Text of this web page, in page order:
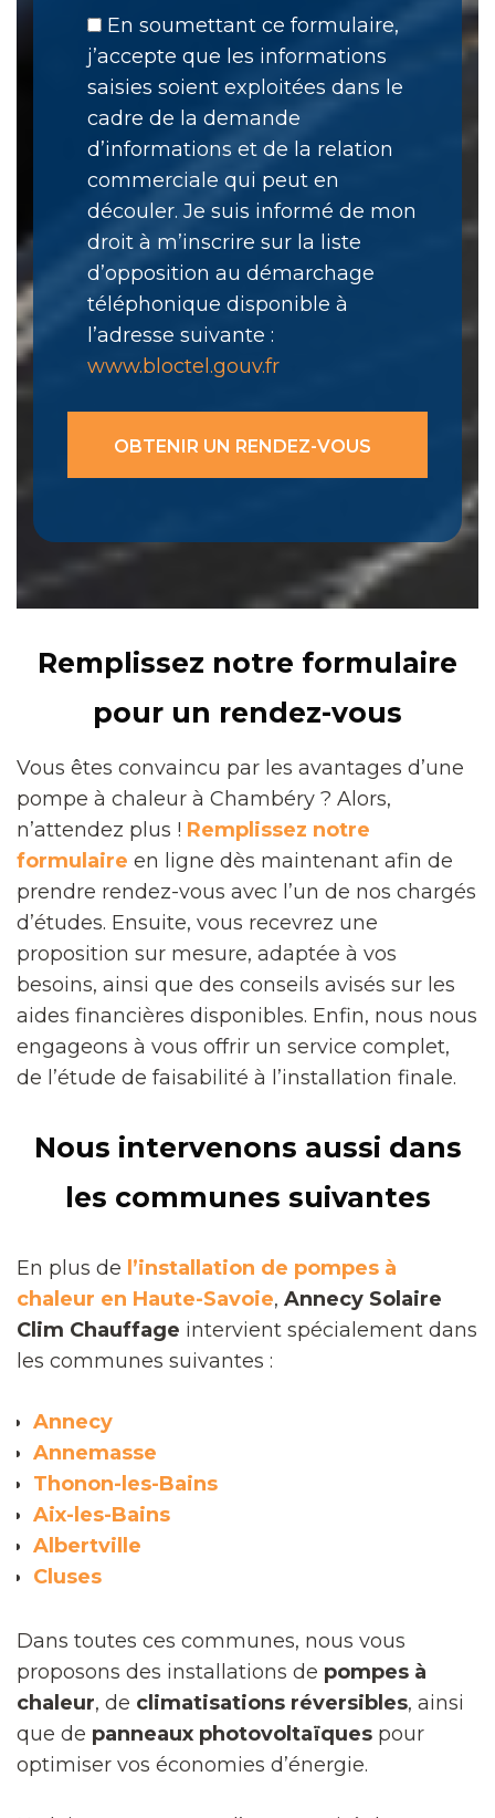
En soumettant ce formulaire,
j’accepte que les informations
saisies soient exploitées dans le
cadre de la demande
d’informations et de la relation
commerciale qui peut en
découler. Je suis informé de mon
droit à m’inscrire sur la liste
d’opposition au démarchage
téléphonique disponible à
l’adresse suivante :
www.bloctel.gouv.fr
Remplissez notre formulaire
pour un rendez-vous
Vous êtes convaincu par les avantages d’une
pompe à chaleur à Chambéry ? Alors,
n’attendez plus ! Remplissez notre
formulaire en ligne dès maintenant afin de
prendre rendez-vous avec l’un de nos chargés
d’études. Ensuite, vous recevrez une
proposition sur mesure, adaptée à vos
besoins, ainsi que des conseils avisés sur les
aides financières disponibles. Enfin, nous nous
engageons à vous offrir un service complet,
de l’étude de faisabilité à l’installation finale.
Nous intervenons aussi dans
les communes suivantes
En plus de l’installation de pompes à
chaleur en Haute-Savoie, Annecy Solaire
Clim Chauffage intervient spécialement dans
les communes suivantes :
Annecy
Annemasse
Thonon-les-Bains
Aix-les-Bains
Albertville
Cluses
Dans toutes ces communes, nous vous
proposons des installations de pompes à
chaleur, de climatisations réversibles, ainsi
que de panneaux photovoltaïques pour
optimiser vos économies d’énergie.